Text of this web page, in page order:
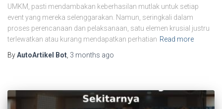
UMKM, pasti mendambakan keberhasilan mutlak untuk setiap
event yang mereka selenggarakan. Namun, seringkali dalam
proses perencanaan dan pelaksanaan, satu elemen krusial justru
terlewatkan atau kurang mendapatkan perhatian Read more
ByAutoArtikel Bot 3 months ago